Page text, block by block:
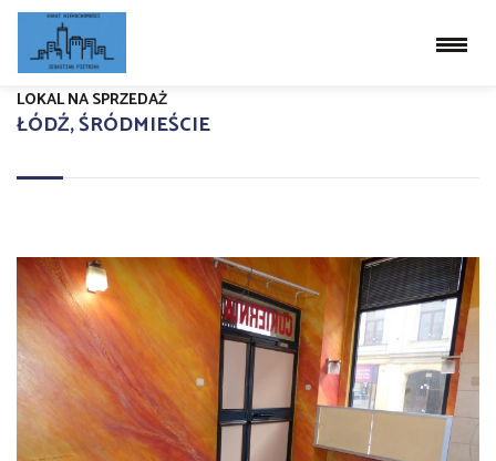
ŁÓDŹ, ŚRÓDMIEŚCIE
LOKAL NA SPRZEDAŻ